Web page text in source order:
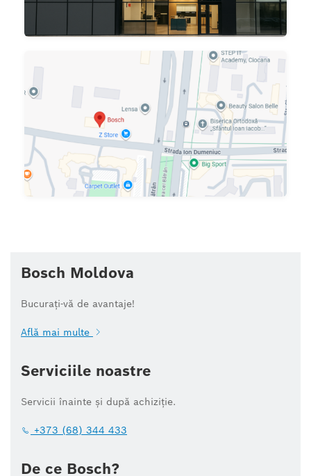
Bosch Moldova
Bucurați-vă de avantaje!
Află mai multe
Serviciile noastre
Servicii înainte și după achiziție.
+373 (68) 344 433
De ce Bosch?